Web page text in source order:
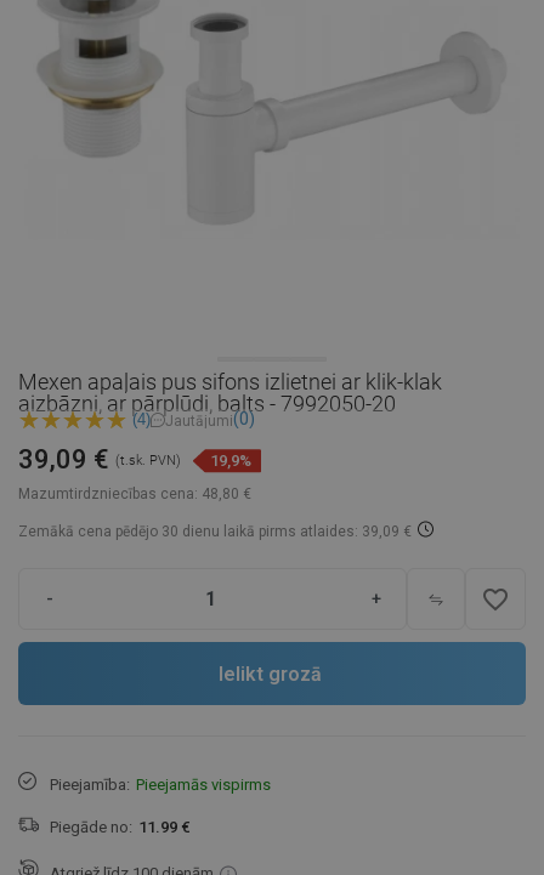
Mexen apaļais pus sifons izlietnei ar klik-klak
aizbāzni, ar pārplūdi, balts - 7992050-20
(4) Jautājumi(0)
Mazumtirdzniecības cena: 48,80 €
39,09 € (t.sk. PVN) 19,9%
Zemākā cena pēdējo 30 dienu laikā pirms atlaides: 39,09 €
- + favorite_border
Ielikt grozā
Pieejamība: Pieejamās vispirms
Piegāde no: 11.99 €